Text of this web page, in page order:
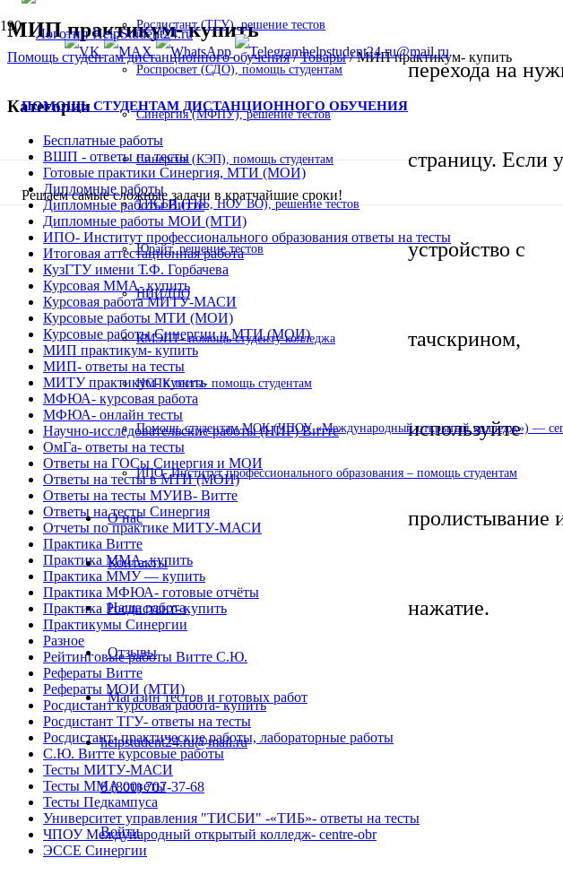
helpstudent24.ru@mail.ru
ПОМОЩЬ СТУДЕНТАМ ДИСТАНЦИОННОГО ОБУЧЕНИЯ
Решаем самые сложные задачи в кратчайшие сроки!
перехода на
страницу. Если
устройство с
тачскрином,
используйте
пролистывание
нажатие.
Росдистант (ТГУ), решение тестов
Роспросвет (СДО), помощь студентам
Синергия (МФПУ), решение тестов
Синергия (КЭП), помощь студентам
ТИСБИ (ТИБ, НОУ ВО), решение тестов
Юрайт, решение тестов
НИИДПО
КМЭПТ- помощь студенту колледжа
НСПК тесты- помощь студентам
Помощь студентам МОК (ЧПОУ «Международный открытый колледж») —
ИПО- Институт профессионального образования – помощь студентам
О нас
Контакты
Наша работа
Отзывы
Магазин тестов и готовых работ
helpstudent24.ru@mail.ru
8 (800) 707-37-68
Войти
МИП практикум- купить
Помощь студентам дистанционного обучения/Товары/МИП практикум- купить
Категории
Бесплатные работы
ВШП - ответы на тесты
Готовые практики Синергия, МТИ (МОИ)
Дипломные работы
Дипломные работы Витте
Дипломные работы МОИ (МТИ)
ИПО- Институт профессионального образования ответы на тесты
Итоговая аттестационная работа
КузГТУ имени Т.Ф. Горбачева
Курсовая ММА- купить
Курсовая работа МИТУ-МАСИ
Курсовые работы МТИ (МОИ)
Курсовые работы Синергии и МТИ (МОИ)
МИП практикум- купить
МИП- ответы на тесты
МИТУ практикум- купить
МФЮА- курсовая работа
МФЮА- онлайн тесты
Научно-исследовательские работы (НИР) Витте
ОмГа- ответы на тесты
Ответы на ГОСы Синергия и МОИ
Ответы на тесты в МТИ (МОИ)
Ответы на тесты МУИВ- Витте
Ответы на тесты Синергия
Отчеты по практике МИТУ-МАСИ
Практика Витте
Практика ММА- купить
Практика ММУ — купить
Практика МФЮА- готовые отчёты
Практика Росдистант- купить
Практикумы Синергии
Разное
Рейтинговые работы Витте С.Ю.
Рефераты Витте
Рефераты МОИ (МТИ)
Росдистант курсовая работа- купить
Росдистант ТГУ- ответы на тесты
Росдистант- практические работы, лабораторные работы
С.Ю. Витте курсовые работы
Тесты МИТУ-МАСИ
Тесты ММА ответы
Тесты Педкампуса
Университет управления "ТИСБИ" -«ТИБ»- ответы на тесты
ЧПОУ Международный открытый колледж- centre-obr
ЭССЕ Синергии